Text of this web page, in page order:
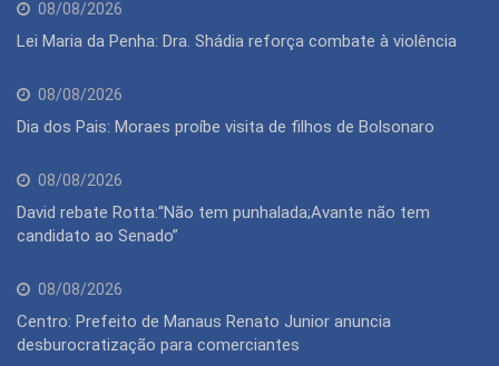
08/08/2026
Lei Maria da Penha: Dra. Shádia reforça combate à violência
08/08/2026
Dia dos Pais: Moraes proíbe visita de filhos de Bolsonaro
08/08/2026
David rebate Rotta:“Não tem punhalada;Avante não tem
candidato ao Senado”
08/08/2026
Centro: Prefeito de Manaus Renato Junior anuncia
desburocratização para comerciantes